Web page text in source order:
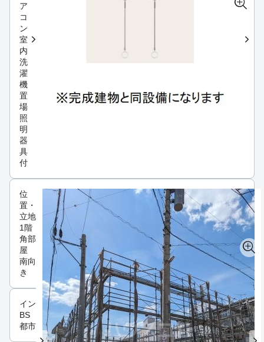
ア
コ
ン
室
内
洗
濯
機
置
場
照
明
器
具
付
位
置・
立地
1階
角部
屋
南向
き
インフラ
BS
都市ガス